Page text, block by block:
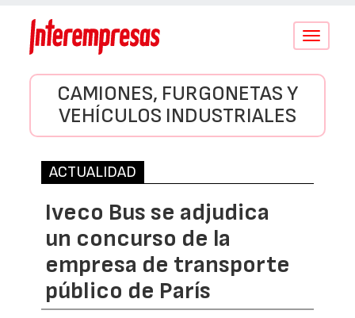
Conmutar
CAMIONES, FURGONETAS Y
VEHÍCULOS INDUSTRIALES
ACTUALIDAD
Iveco Bus se adjudica
un concurso de la
empresa de transporte
público de París